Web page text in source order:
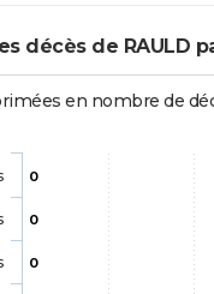
décès de RAULD
en nombre de
0
0
0